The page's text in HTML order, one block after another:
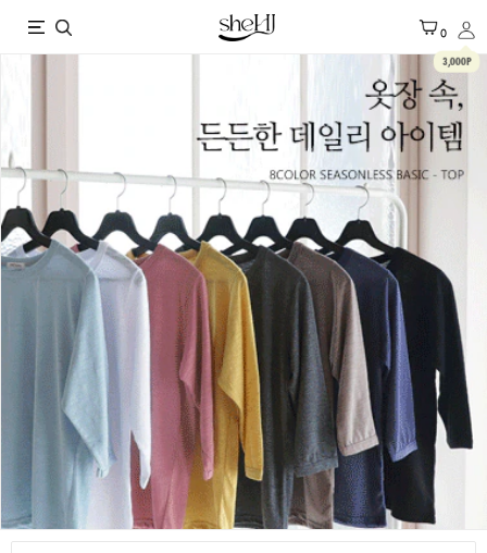
X 0
3,000P